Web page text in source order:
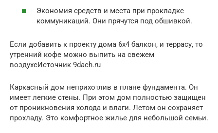
Экономия средств и места при прокладке
коммуникаций. Они прячутся под обшивкой.
Если добавить к проекту дома 6х4 балкон, и террасу, то
утренний кофе можно выпить на свежем
воздухеИсточник 9dach.ru
Каркасный дом неприхотлив в плане фундамента. Он
имеет легкие стены. При этом дом полностью защищен
от проникновения холода и влаги. Летом он сохраняет
прохладу. Это комфортное жилье для небольшой семьи.